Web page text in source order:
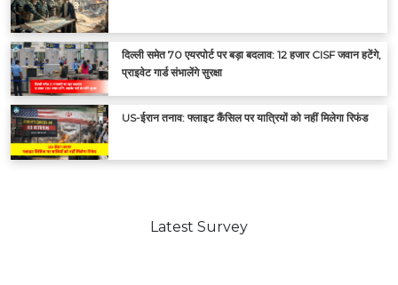
दिल्ली समेत 70 एयरपोर्ट पर बड़ा बदलाव: 12 हजार CISF जवान हटेंगे,
प्राइवेट गार्ड संभालेंगे सुरक्षा
US-ईरान तनाव: फ्लाइट कैंसिल पर यात्रियों को नहीं मिलेगा रिफंड
Latest Survey